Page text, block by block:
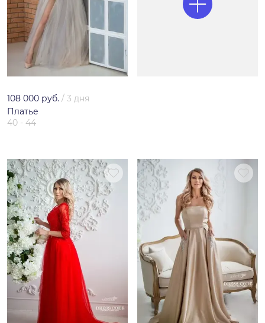
108 000 руб. / 3 дня
Платье
40 - 44